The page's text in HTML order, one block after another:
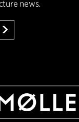
news.